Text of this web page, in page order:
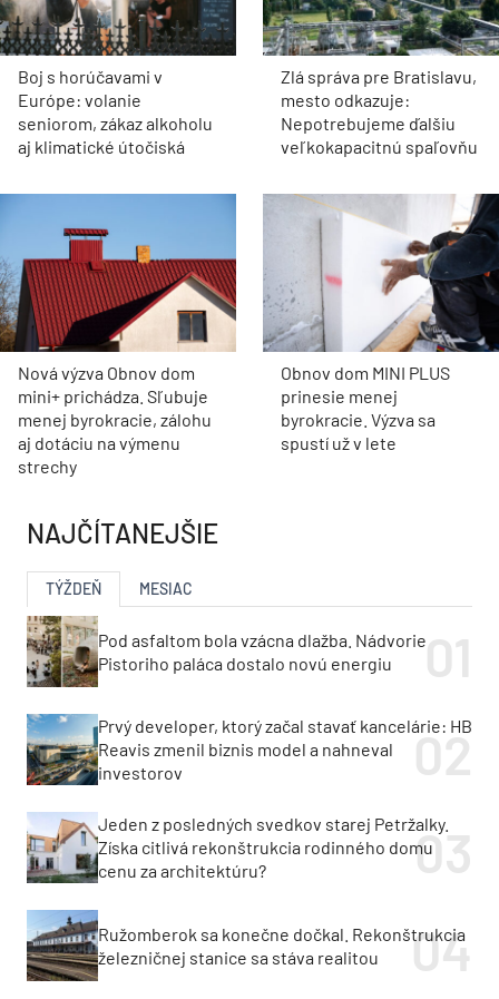
Boj s horúčavami v
Európe: volanie
seniorom, zákaz alkoholu
aj klimatické útočiská
Zlá správa pre Bratislavu,
mesto odkazuje:
Nepotrebujeme ďalšiu
veľkokapacitnú spaľovňu
Nová výzva Obnov dom
mini+ prichádza. Sľubuje
menej byrokracie, zálohu
aj dotáciu na výmenu
strechy
Obnov dom MINI PLUS
prinesie menej
byrokracie. Výzva sa
spustí už v lete
NAJČÍTANEJŠIE
TÝŽDEŇ MESIAC
Pod asfaltom bola vzácna dlažba. Nádvorie
Pistoriho paláca dostalo novú energiu
Prvý developer, ktorý začal stavať kancelárie: HB
Reavis zmenil biznis model a nahneval
investorov
Jeden z posledných svedkov starej Petržalky.
Získa citlivá rekonštrukcia rodinného domu
cenu za architektúru?
Ružomberok sa konečne dočkal. Rekonštrukcia
železničnej stanice sa stáva realitou